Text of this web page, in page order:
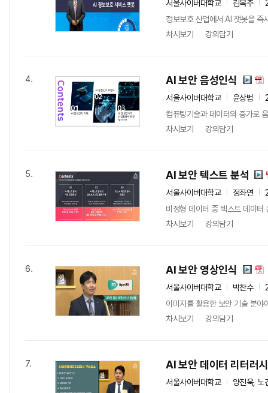
서울사이버대학교 김복주
정보보호 산업에서 AI 챗봇을 즉
차시보기
강의담기
4. AI 보안 음성인식
서울사이버대학교 윤상범
컴퓨팅기술과 데이터의 증가로
차시보기
강의담기
5. AI 보안 텍스트 분석
서울사이버대학교 정좌연
비정형 데이터 중 텍스트 데이터
차시보기
강의담기
6. AI 보안 영상인식
서울사이버대학교 박찬수
이미지를 활용한 보안 기술 분야
차시보기
강의담기
7. AI 보안 데이터 리터러시
서울사이버대학교
양진욱, 노